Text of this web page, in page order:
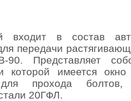
входит в состав
передачи
90. Представляет
которой имеется
для прохода
20ГФЛ.